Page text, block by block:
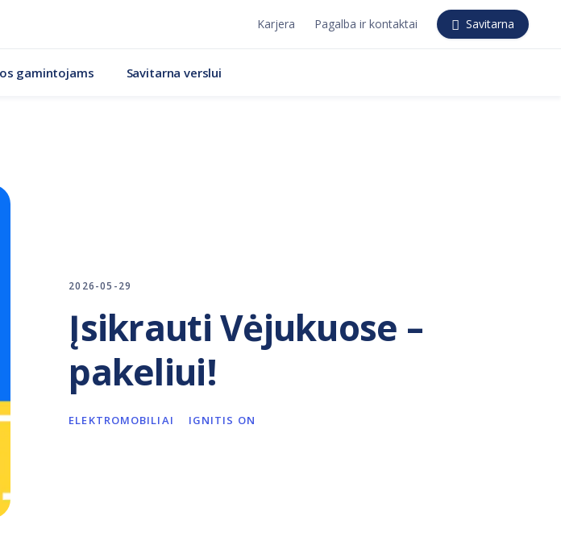
Karjera Pagalba ir kontaktai Savitarna
gamintojams Savitarna verslui
2026-05-29
Įsikrauti Vėjukuose –
pakeliui!
ELEKTROMOBILIAI IGNITIS ON